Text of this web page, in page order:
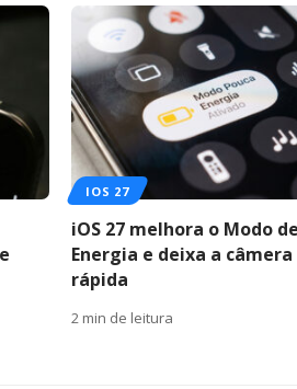
IOS 27
iOS 27 melhora o Modo
Energia e deixa a
rápida
2 min de leitura